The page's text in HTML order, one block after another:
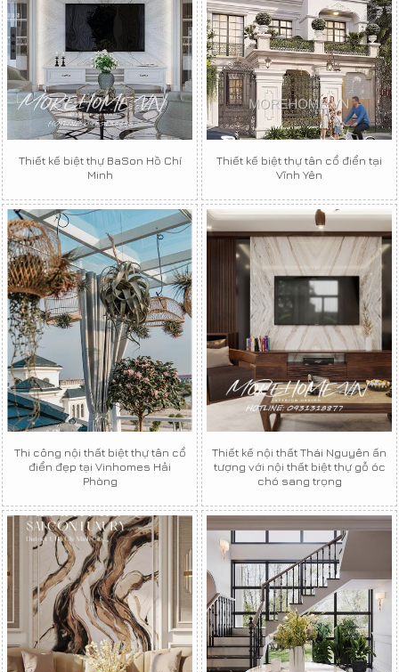
Thiết kế biệt thự BaSon Hồ Chí
Minh
Thiết kế biệt thự tân cổ điển tại
Vĩnh Yên
Thi công nội thất biệt thự tân cổ
điển đẹp tại Vinhomes Hải
Phòng
Thiết kế nội thất Thái Nguyên ấn
tượng với nội thất biệt thự gỗ óc
chó sang trọng